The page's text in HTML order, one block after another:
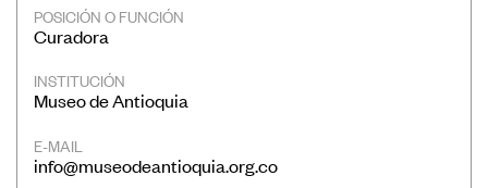
POSICIÓN O FUNCIÓN
Curadora
INSTITUCIÓN
Museo de Antioquia
E-MAIL
info@museodeantioquia.org.co